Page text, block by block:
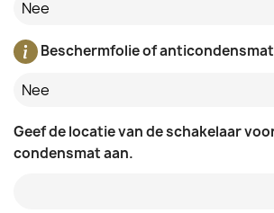
Nee
Beschermfolie of anticondensmat
Nee
Geef de locatie van de schakelaar
condensmat aan.